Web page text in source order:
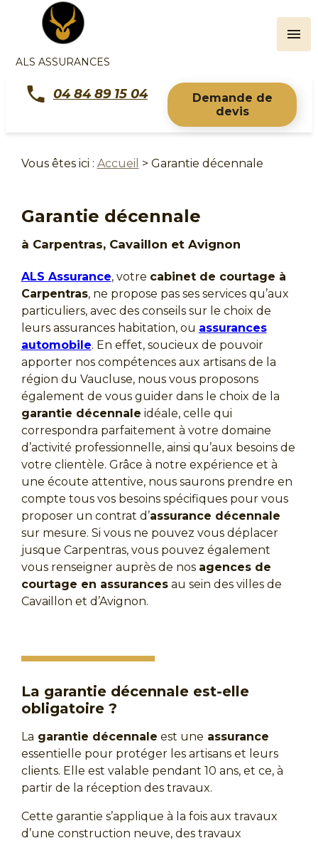
ALS ASSURANCES
menu
04 84 89 15 04
Demande de
devis
Vous êtes ici : Accueil > Garantie décennale
Garantie décennale
à Carpentras, Cavaillon et Avignon
ALS Assurance, votre cabinet de courtage à
Carpentras, ne propose pas ses services qu’aux
particuliers, avec des conseils sur le choix de
leurs assurances habitation, ou assurances
automobile. En effet, soucieux de pouvoir
apporter nos compétences aux artisans de la
région du Vaucluse, nous vous proposons
également de vous guider dans le choix de la
garantie décennale idéale, celle qui
correspondra parfaitement à votre domaine
d’activité professionnelle, ainsi qu’aux besoins de
votre clientèle. Grâce à notre expérience et à
une écoute attentive, nous saurons prendre en
compte tous vos besoins spécifiques pour vous
proposer un contrat d’assurance décennale
sur mesure. Si vous ne pouvez vous déplacer
jusque Carpentras, vous pouvez également
vous renseigner auprès de nos agences de
courtage en assurancesau sein des villes de
Cavaillon et d’Avignon.
La garantie décennale est-elle
obligatoire ?
La garantie décennale est une assurance
essentielle pour protéger les artisans et leurs
clients. Elle est valable pendant 10 ans, et ce, à
partir de la réception des travaux.
Cette garantie s’applique à la fois aux travaux
d’une construction neuve, des travaux
Panneau de gestion des cookies